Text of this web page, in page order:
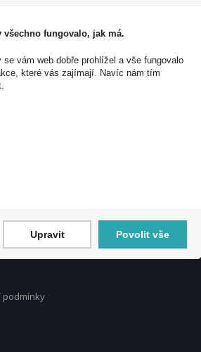
osobních údajů *
podmínky
všechno fungovalo, jak má.
vám web dobře prohlížel a vše fungovalo
které vás zajímají. Navíc nám tím
Upravit Povolit vše